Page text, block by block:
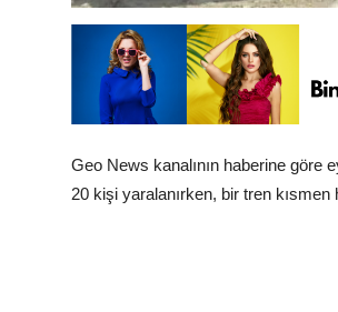
Geo News kanalının haberine göre
20 kişi yaralanırken, bir tren